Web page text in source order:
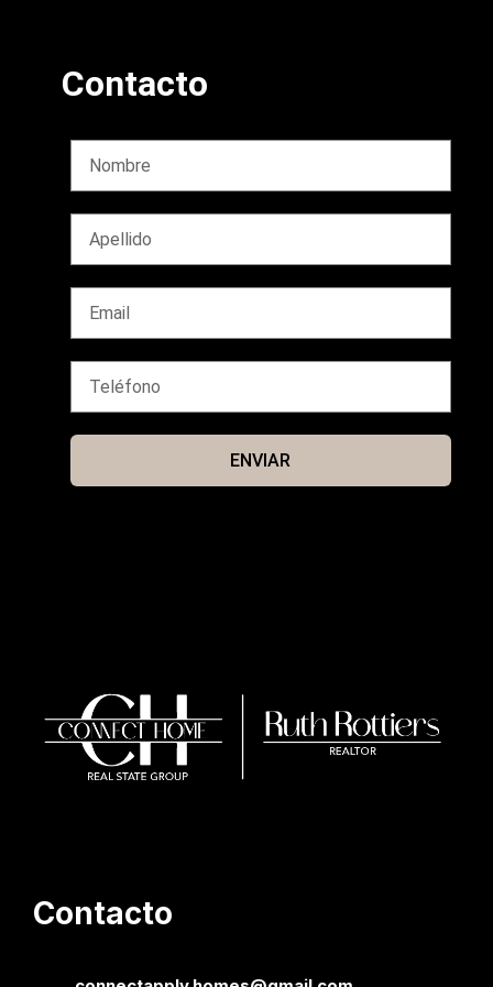
Contacto
ENVIAR
Contacto